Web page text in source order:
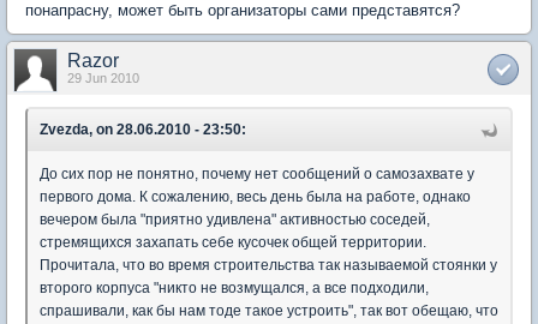
понапрасну, может быть организаторы сами представятся?
Razor
29 Jun 2010
Zvezda, on 28.06.2010 - 23:50:
До сих пор не понятно, почему нет сообщений о самозахвате у
первого дома. К сожалению, весь день была на работе, однако
вечером была "приятно удивлена" активностью соседей,
стремящихся захапать себе кусочек общей территории.
Прочитала, что во время строительства так называемой стоянки у
второго корпуса "никто не возмущался, а все подходили,
спрашивали, как бы нам тоде такое устроить", так вот обещаю, что